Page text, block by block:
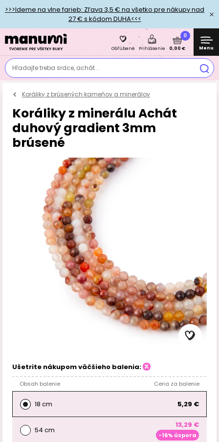
>>>Ideme na vlne farieb: Zľava 3,5 € na všetko pre nákupy nad
27 € s kódom DUHA<<<
Hľadajte treba srdce, achát...
Obľúbené Prihlásenie
0
0,00 € Menu
Koráliky z brúsených kameňov a minerálov
Koráliky z minerálu Achát
duhový gradient 3mm
brúsené
Ušetrite nákupom väčšieho balenia:
Obsah balenie Cena za balenie
18 cm 5,29 €
54 cm
13,29 €
-16% úspora